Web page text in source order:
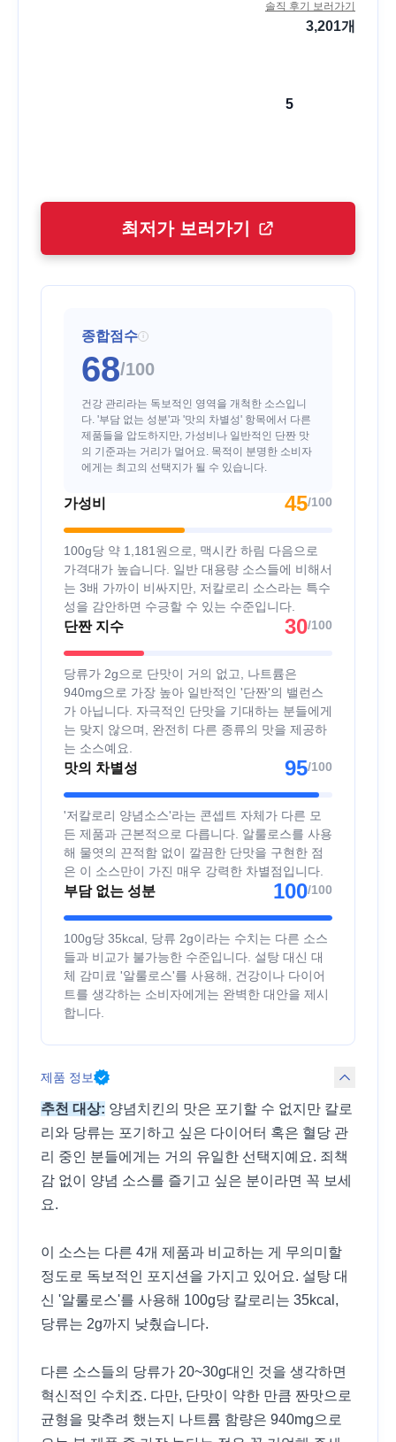
솔직 후기 보러가기
3,201개
5
최저가 보러가기
종합점수 i
68/100
건강 관리라는 독보적인 영역을 개척한 소스입니
다. '부담 없는 성분'과 '맛의 차별성' 항목에서 다른
제품들을 압도하지만, 가성비나 일반적인 단짠 맛
의 기준과는 거리가 멀어요. 목적이 분명한 소비자
에게는 최고의 선택지가 될 수 있습니다.
가성비 45/100
100g당 약 1,181원으로, 맥시칸 하림 다음으로
가격대가 높습니다. 일반 대용량 소스들에 비해서
는 3배 가까이 비싸지만, 저칼로리 소스라는 특수
성을 감안하면 수긍할 수 있는 수준입니다.
단짠 지수 30/100
당류가 2g으로 단맛이 거의 없고, 나트륨은
940mg으로 가장 높아 일반적인 '단짠'의 밸런스
가 아닙니다. 자극적인 단맛을 기대하는 분들에게
는 맞지 않으며, 완전히 다른 종류의 맛을 제공하
는 소스예요.
맛의 차별성 95/100
'저칼로리 양념소스'라는 콘셉트 자체가 다른 모
든 제품과 근본적으로 다릅니다. 알룰로스를 사용
해 물엿의 끈적함 없이 깔끔한 단맛을 구현한 점
은 이 소스만이 가진 매우 강력한 차별점입니다.
부담 없는 성분 100/100
100g당 35kcal, 당류 2g이라는 수치는 다른 소스
들과 비교가 불가능한 수준입니다. 설탕 대신 대
체 감미료 '알룰로스'를 사용해, 건강이나 다이어
트를 생각하는 소비자에게는 완벽한 대안을 제시
합니다.
제품 정보
추천 대상: 양념치킨의 맛은 포기할 수 없지만 칼로
리와 당류는 포기하고 싶은 다이어터 혹은 혈당 관
리 중인 분들에게는 거의 유일한 선택지예요. 죄책
감 없이 양념 소스를 즐기고 싶은 분이라면 꼭 보세
요.
이 소스는 다른 4개 제품과 비교하는 게 무의미할
정도로 독보적인 포지션을 가지고 있어요. 설탕 대
신 '알룰로스'를 사용해 100g당 칼로리는 35kcal,
당류는 2g까지 낮췄습니다.
다른 소스들의 당류가 20~30g대인 것을 생각하면
혁신적인 수치죠. 다만, 단맛이 약한 만큼 짠맛으로
균형을 맞추려 했는지 나트륨 함량은 940mg으로